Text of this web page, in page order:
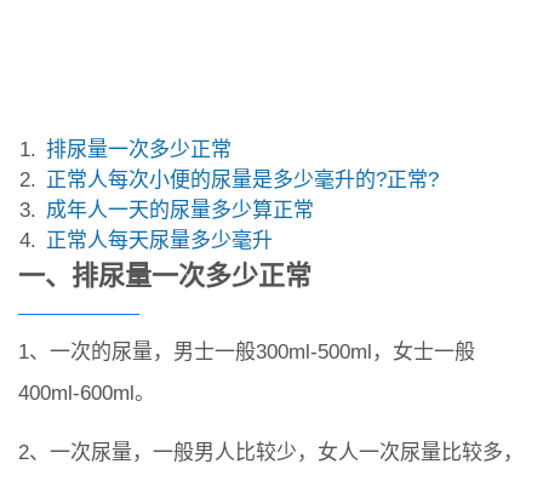
排尿量一次多少正常
正常人每次小便的尿量是多少毫升的?正常?
成年人一天的尿量多少算正常
正常人每天尿量多少毫升
一、排尿量一次多少正常
1、一次的尿量，男士一般300ml-500ml，女士一般
400ml-600ml。
2、一次尿量，一般男人比较少，女人一次尿量比较多，